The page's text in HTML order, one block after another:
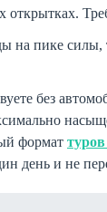
открытках.
на пике силы,
без
формат
день и не